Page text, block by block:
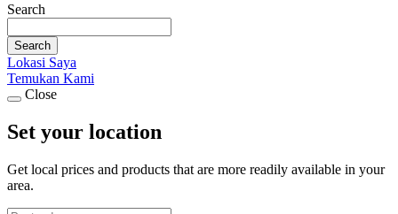
Search
Search
Lokasi Saya
Temukan Kami
Close
Set your location
Get local prices and products that are more readily available in your
area.